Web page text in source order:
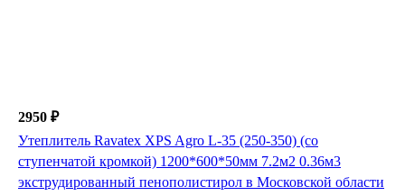
2950 ₽
Утеплитель Ravatex XPS Agro L-35 (250-350) (со
ступенчатой кромкой) 1200*600*50мм 7.2м2 0.36м3
экструдированный пенополистирол в Московской области